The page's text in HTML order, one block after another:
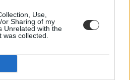
Use,
Sharing of my
Unrelated with the
collected.